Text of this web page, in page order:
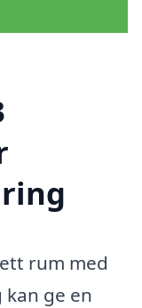
rum med
ge en